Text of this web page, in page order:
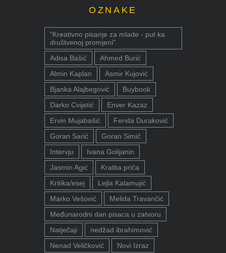
OZNAKE
"Kreativno pisanje za mlade - put ka
društvenoj promjeni"
Adisa Bašić
Ahmed Burić
Almin Kaplan
Asmir Kujović
Bjanka Alajbegović
Buybook
Darko Cvijetić
Enver Kazaz
Ervin Mujabašić
Ferida Duraković
Goran Sarić
Goran Simić
Intervju
Ivana Golijanin
Jasmin Agić
Kratka priča
Kritika/esej
Lejla Kalamujić
Marko Vešović
Melida Travančić
Međunarodni dan pisaca u zatvoru
Natječaji
nedžad ibrahimović
Nenad Veličković
Novi Izraz